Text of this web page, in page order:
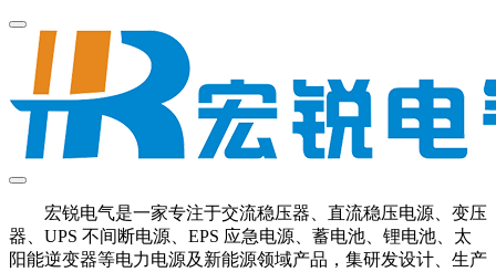
宏锐电气是一家专注于交流稳压器、直流稳压电源、变压
器、UPS 不间断电源、EPS 应急电源、蓄电池、锂电池、太
阳能逆变器等电力电源及新能源领域产品，集研发设计、生产